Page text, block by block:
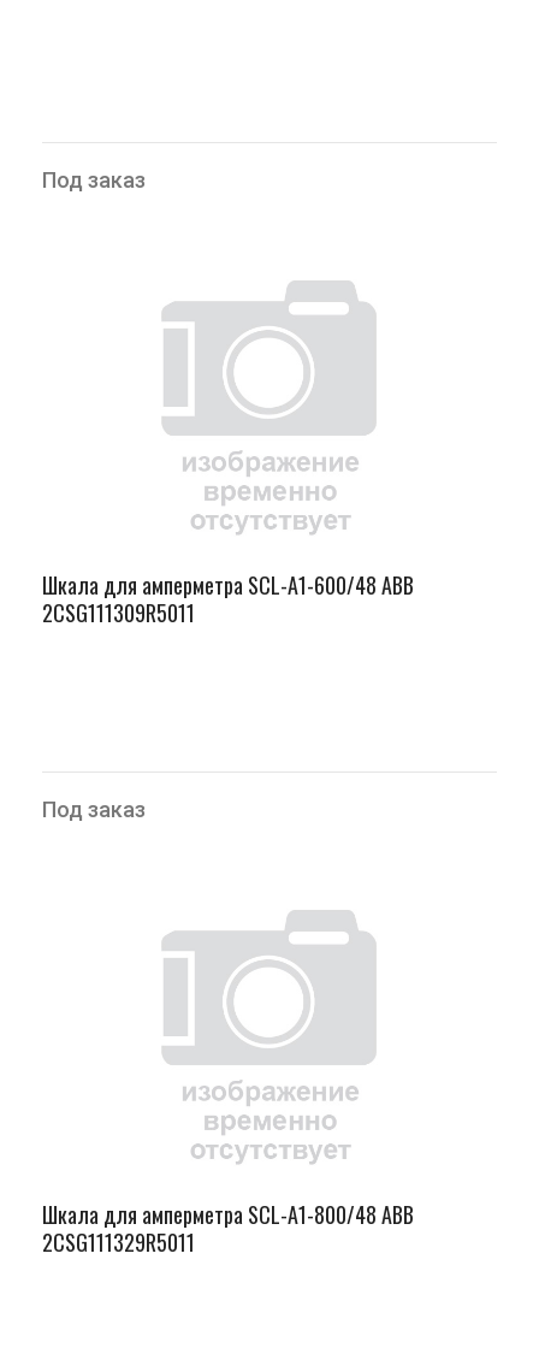
Под заказ
Шкала для амперметра SCL-A1-600/48 ABB
2CSG111309R5011
Под заказ
Шкала для амперметра SCL-A1-800/48 ABB
2CSG111329R5011